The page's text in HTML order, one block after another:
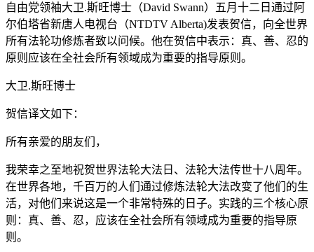
自由党领袖大卫.斯旺博士（David Swann）五月十二日通过阿
尔伯塔省新唐人电视台（NTDTV Alberta)发表贺信，向全世界
所有法轮功修炼者致以问候。他在贺信中表示：真、善、忍的
原则应该在全社会所有领域成为重要的指导原则。
大卫.斯旺博士
贺信译文如下：
所有亲爱的朋友们，
我荣幸之至地祝贺世界法轮大法日、法轮大法传世十八周年。
在世界各地，千百万的人们通过修炼法轮大法改变了他们的生
活，对他们来说这是一个非常特殊的日子。实践的三个核心原
则：真、善、忍，应该在全社会所有领域成为重要的指导原
则。